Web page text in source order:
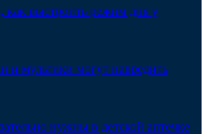
как выстроить режим дня у
и мультики могут навредить
нужны в детской аптечке